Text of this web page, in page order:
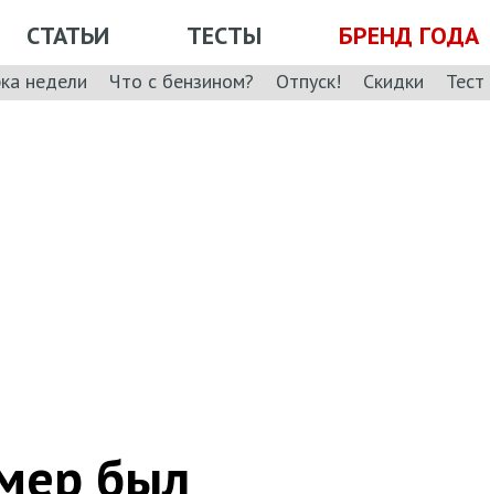
СТАТЬИ ТЕСТЫ БРЕНД ГОДА
недели Что с бензином? Отпуск! Скидки
был